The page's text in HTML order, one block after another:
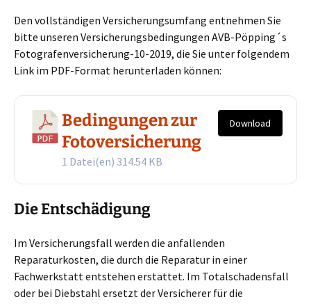
Den vollständigen Versicherungsumfang entnehmen Sie
bitte unseren Versicherungsbedingungen AVB-Pöpping´s
Fotografenversicherung-10-2019, die Sie unter folgendem
Link im PDF-Format herunterladen können:
Bedingungen zur
Fotoversicherung
1 Datei(en) 314.54 KB
Download
Die Entschädigung
Im Versicherungsfall werden die anfallenden
Reparaturkosten, die durch die Reparatur in einer
Fachwerkstatt entstehen erstattet. Im Totalschadensfall
oder bei Diebstahl ersetzt der Versicherer für die